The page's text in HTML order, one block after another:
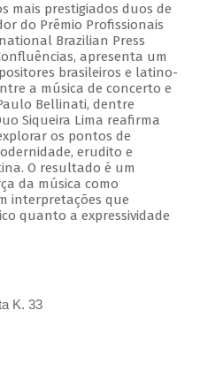
mais prestigiados duos de
do Prêmio Profissionais
Brazilian Press
apresenta um
brasileiros e latino-
a música de concerto e
Bellinati, dentre
Siqueira Lima reafirma
os pontos de
erudito e
O resultado é um
da música como
interpretações que
quanto a expressividade
K. 33